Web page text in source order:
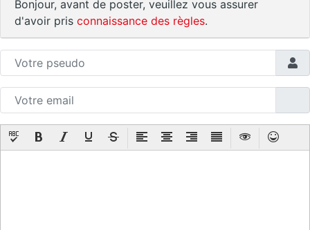
Bonjour, avant de poster, veuillez vous assurer
d'avoir pris connaissance des règles.